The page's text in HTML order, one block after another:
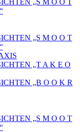
„S M O O T
„T A K E O
„B O O K R
„S M O O T